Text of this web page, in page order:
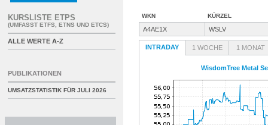
WKN KÜRZEL
A4AE1X WSLV
INTRADAY 1 WOCHE 1 MONAT
WisdomTree Metal
KURSLISTE ETPS
(UMFASST ETFS, ETNS UND ETCS)
ALLE WERTE A-Z
PUBLIKATIONEN
UMSATZSTATISTIK FÜR JULI 2026